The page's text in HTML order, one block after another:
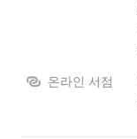
온라인 서점